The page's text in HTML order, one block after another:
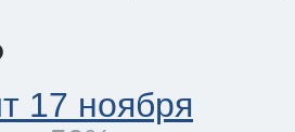
17 ноября